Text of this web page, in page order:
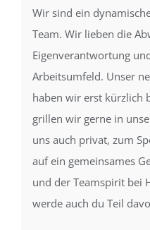
Wir sind ein
Team. Wir lieben die
Eigenverantwortung
Arbeitsumfeld. Unser
haben wir erst kürzlich
grillen wir gerne in
uns auch privat, zum
auf ein gemeinsames
und der Teamspirit bei
werde auch du Teil